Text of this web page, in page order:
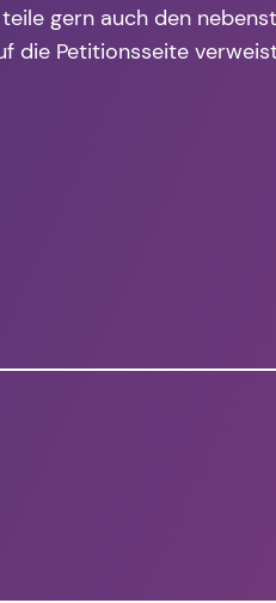
gern auch den
die Petitionsseite